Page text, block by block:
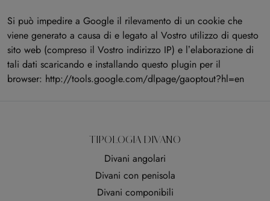
Si può impedire a Google il rilevamento di un cookie che
viene generato a causa di e legato al Vostro utilizzo di questo
sito web (compreso il Vostro indirizzo IP) e l’elaborazione di
tali dati scaricando e installando questo plugin per il
browser: http://tools.google.com/dlpage/gaoptout?hl=en
TIPOLOGIA DIVANO
Divani angolari
Divani con penisola
Divani componibili